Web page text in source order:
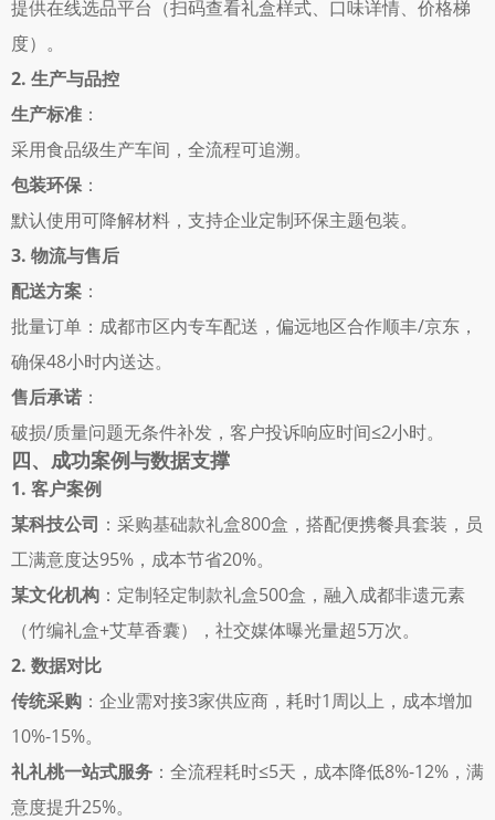
提供在线选品平台（扫码查看礼盒样式、口味详情、价格梯
度）。
2. 生产与品控
生产标准 ：
采用食品级生产车间，全流程可追溯。
包装环保 ：
默认使用可降解材料，支持企业定制环保主题包装。
3. 物流与售后
配送方案 ：
批量订单：成都市区内专车配送，偏远地区合作顺丰/京东，
确保48小时内送达。
售后承诺 ：
破损/质量问题无条件补发，客户投诉响应时间≤2小时。
四、成功案例与数据支撑
1. 客户案例
某科技公司 ：采购基础款礼盒800盒，搭配便携餐具套装，员
工满意度达95%，成本节省20%。
某文化机构 ：定制轻定制款礼盒500盒，融入成都非遗元素
（竹编礼盒+艾草香囊），社交媒体曝光量超5万次。
2. 数据对比
传统采购 ：企业需对接3家供应商，耗时1周以上，成本增加
10%-15%。
礼礼桃一站式服务 ：全流程耗时≤5天，成本降低8%-12%，满
意度提升25%。